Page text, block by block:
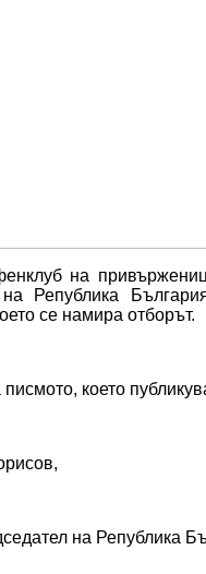
на
на Република
се намира отборът.
писмото, което
на Република